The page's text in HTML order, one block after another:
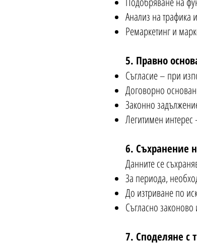
Анализ на трафика
Ремаркетинг и
5. Правно
Съгласие – при
Договорно
Законно
Легитимен интерес
6. Съхранение
Данните се
За периода,
До изтриване по
Съгласно законово
7. Споделяне с